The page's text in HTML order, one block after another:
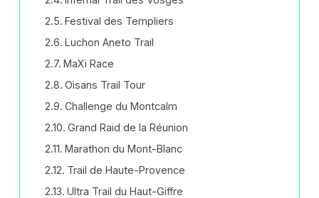
Festival des Templiers
Luchon Aneto Trail
MaXi Race
Oisans Trail Tour
Challenge du Montcalm
Grand Raid de la Réunion
Marathon du Mont-Blanc
Trail de Haute-Provence
Ultra Trail du Haut-Giffre